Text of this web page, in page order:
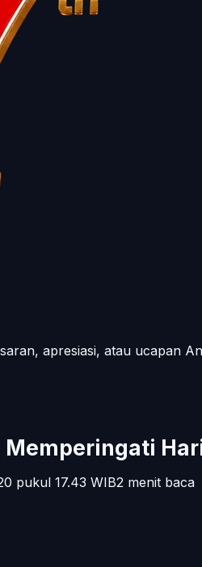
apresiasi, atau ucapan
Memperingati
pukul 17.43 WIB2 menit baca